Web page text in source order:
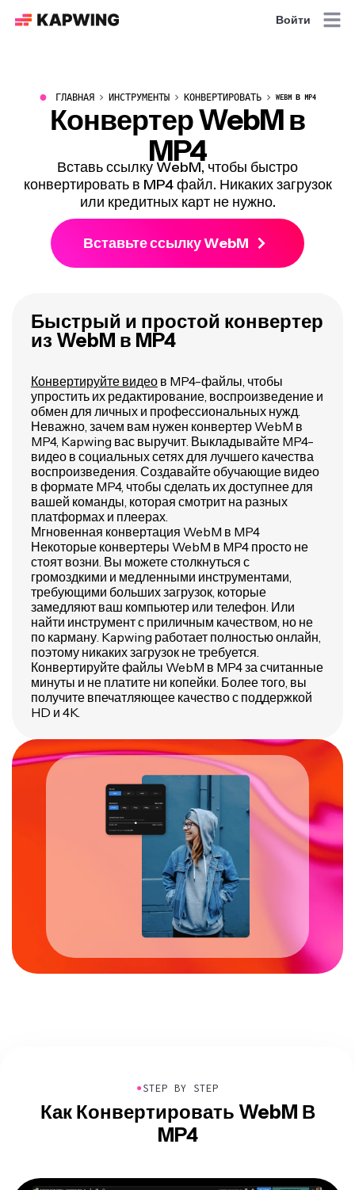
Войти
● ГЛАВНАЯ ИНСТРУМЕНТЫ КОНВЕРТИРОВАТЬ WEBM В MP4
Конвертер WebM в
MP4
Вставь ссылку WebM, чтобы быстро
конвертировать в MP4 файл. Никаких загрузок
или кредитных карт не нужно.
Вставьте ссылку WebM
Быстрый и простой конвертер
из WebM в MP4
Конвертируйте видео в MP4-файлы, чтобы
упростить их редактирование, воспроизведение и
обмен для личных и профессиональных нужд.
Неважно, зачем вам нужен конвертер WebM в
MP4, Kapwing вас выручит. Выкладывайте MP4-
видео в социальных сетях для лучшего качества
воспроизведения. Создавайте обучающие видео
в формате MP4, чтобы сделать их доступнее для
вашей команды, которая смотрит на разных
платформах и плеерах.
Мгновенная конвертация WebM в MP4
Некоторые конвертеры WebM в MP4 просто не
стоят возни. Вы можете столкнуться с
громоздкими и медленными инструментами,
требующими больших загрузок, которые
замедляют ваш компьютер или телефон. Или
найти инструмент с приличным качеством, но не
по карману. Kapwing работает полностью онлайн,
поэтому никаких загрузок не требуется.
Конвертируйте файлы WebM в MP4 за считанные
минуты и не платите ни копейки. Более того, вы
получите впечатляющее качество с поддержкой
HD и 4K.
●STEP BY STEP
Как Конвертировать WebM В
MP4